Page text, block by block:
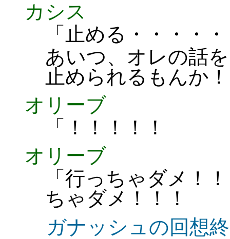
カシス
「止める・・・・
あいつ、オレの話
止められるもんか！
オリーブ
「！！！！！
オリーブ
「行っちゃダメ！
ちゃダメ！！！
ガナッシュの回想